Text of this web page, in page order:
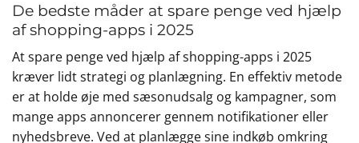
De bedste måder at spare penge ved hjælp
af shopping-apps i 2025
At spare penge ved hjælp af shopping-apps i 2025
kræver lidt strategi og planlægning. En effektiv metode
er at holde øje med sæsonudsalg og kampagner, som
mange apps annoncerer gennem notifikationer eller
nyhedsbreve. Ved at planlægge sine indkøb omkring